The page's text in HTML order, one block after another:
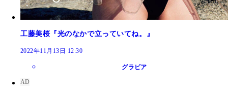
工藤美桜『光のなかで立っていてね。』
2022年11月13日 12:30
グラビア